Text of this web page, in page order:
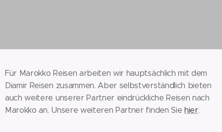
Für Marokko Reisen arbeiten wir hauptsächlich mit dem
Diamir Reisen zusammen. Aber selbstverständlich bieten
auch weitere unserer Partner eindrückliche Reisen nach
Marokko an. Unsere weiteren Partner finden Sie hier.